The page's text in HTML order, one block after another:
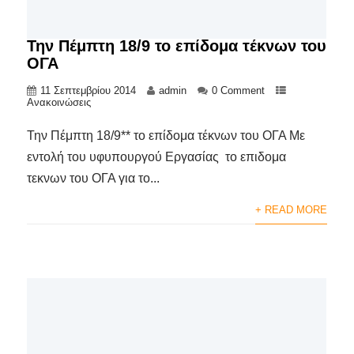
Την Πέμπτη 18/9 το επίδομα τέκνων του
ΟΓΑ
11 Σεπτεμβρίου 2014 admin
0 Comment
Ανακοινώσεις
Την Πέμπτη 18/9** το επίδομα τέκνων του ΟΓΑ Με
εντολή του υφυπουργού Εργασίας το επιδομα
τεκνων του ΟΓΑ για το...
+ READ MORE